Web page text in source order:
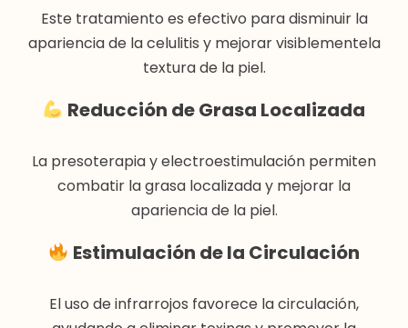
Este tratamiento es efectivo para disminuir la
apariencia de la celulitis y mejorar visiblementela
textura de la piel.
Reducción de Grasa Localizada
La presoterapia y electroestimulación permiten
combatir la grasa localizada y mejorar la
apariencia de la piel.
Estimulación de la Circulación
El uso de infrarrojos favorece la circulación,